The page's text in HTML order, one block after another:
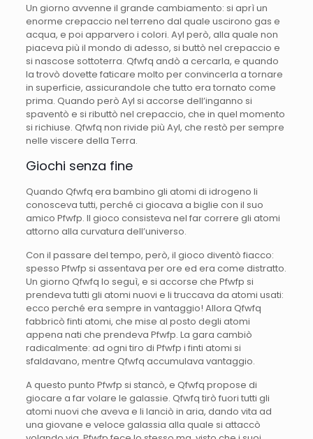
Un giorno avvenne il grande cambiamento: si aprì un
enorme crepaccio nel terreno dal quale uscirono gas e
acqua, e poi apparvero i colori. Ayl però, alla quale non
piaceva più il mondo di adesso, si buttò nel crepaccio e
si nascose sottoterra. Qfwfq andò a cercarla, e quando
la trovò dovette faticare molto per convincerla a tornare
in superficie, assicurandole che tutto era tornato come
prima. Quando però Ayl si accorse dell’inganno si
spaventò e si ributtò nel crepaccio, che in quel momento
si richiuse. Qfwfq non rivide più Ayl, che restò per sempre
nelle viscere della Terra.
Giochi senza fine
Quando Qfwfq era bambino gli atomi di idrogeno li
conosceva tutti, perché ci giocava a biglie con il suo
amico Pfwfp. Il gioco consisteva nel far correre gli atomi
attorno alla curvatura dell’universo.
Con il passare del tempo, però, il gioco diventò fiacco:
spesso Pfwfp si assentava per ore ed era come distratto.
Un giorno Qfwfq lo seguì, e si accorse che Pfwfp si
prendeva tutti gli atomi nuovi e li truccava da atomi usati:
ecco perché era sempre in vantaggio! Allora Qfwfq
fabbricò finti atomi, che mise al posto degli atomi
appena nati che prendeva Pfwfp. La gara cambiò
radicalmente: ad ogni tiro di Pfwfp i finti atomi si
sfaldavano, mentre Qfwfq accumulava vantaggio.
A questo punto Pfwfp si stancò, e Qfwfq propose di
giocare a far volare le galassie. Qfwfq tirò fuori tutti gli
atomi nuovi che aveva e li lanciò in aria, dando vita ad
una giovane e veloce galassia alla quale si attaccò